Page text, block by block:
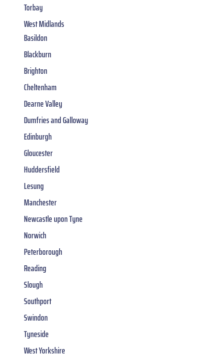
Torbay
West Midlands
Basildon
Blackburn
Brighton
Cheltenham
Dearne Valley
Dumfries and Galloway
Edinburgh
Gloucester
Huddersfield
Lesung
Manchester
Newcastle upon Tyne
Norwich
Peterborough
Reading
Slough
Southport
Swindon
Tyneside
West Yorkshire